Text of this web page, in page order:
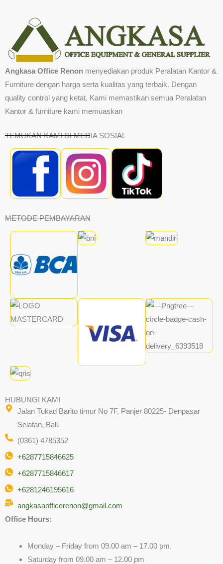
Angkasa Office Renon menyediakan produk Peralatan Kantor &
Furniture dengan harga serta kualitas yang terbaik. Dengan
quality control yang ketat, Kami memastikan semua Peralatan
Kantor & furniture kami memuaskan
TEMUKAN KAMI DI MEDIA SOSIAL
METODE PEMBAYARAN
HUBUNGI KAMI
Jalan Tukad Barito timur No 7F, Panjer 80225- Denpasar
Selatan, Bali.
(0361) 4785352
+6287715846625
+6287715846617
+6281246195616
angkasaofficerenon@gmail.com
Office Hours:
Monday – Friday from 09.00 am – 17.00 pm.
Saturday from 09.00 am – 12.00 pm